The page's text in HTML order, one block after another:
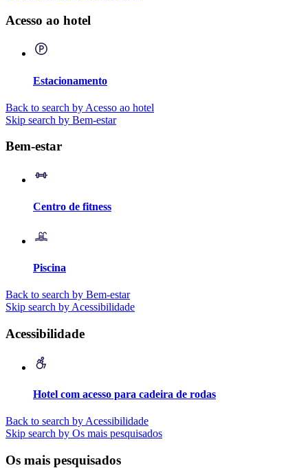
Acesso ao hotel
Estacionamento
Back to search by Acesso ao hotel
Skip search by Bem-estar
Bem-estar
Centro de fitness
Piscina
Back to search by Bem-estar
Skip search by Acessibilidade
Acessibilidade
Hotel com acesso para cadeira de rodas
Back to search by Acessibilidade
Skip search by Os mais pesquisados
Os mais pesquisados